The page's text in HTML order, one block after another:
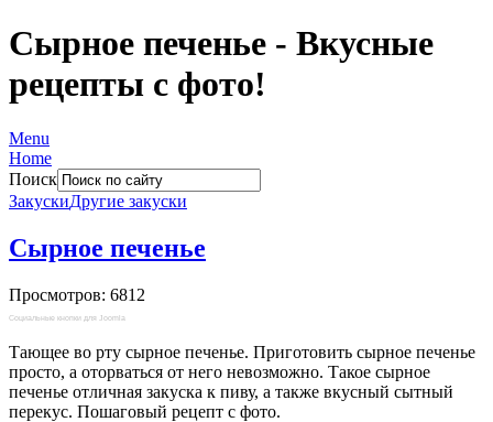
Сырное печенье - Вкусные
рецепты с фото!
Menu
Home
Поиск
ЗакускиДругие закуски
Сырное печенье
Просмотров: 6812
Социальные кнопки для Joomla
Тающее во рту сырное печенье. Приготовить сырное печенье
просто, а оторваться от него невозможно. Такое сырное
печенье отличная закуска к пиву, а также вкусный сытный
перекус. Пошаговый рецепт с фото.